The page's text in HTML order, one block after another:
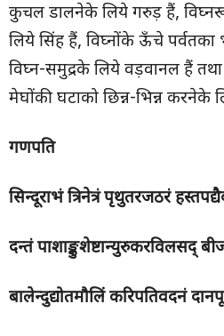
कुचल डालनेके लिये गरुड़ हैं,
लिये सिंह हैं, विघ्नोंके ऊँचे
विघ्न-समुद्रके लिये वड़वानल हैं
मेघोंकी घटाको छिन्न-भिन्न करनेके
गणपति
सिन्दूराभं त्रिनेत्रं पृथुतरजठरं
दन्तं पाशाङ्कुशेष्टान्युरुकरविलसद्
बालेन्दुद्योतमौलिं करिपतिवदनं